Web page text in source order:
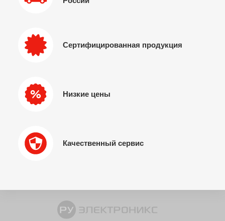
Сертифицированная продукция
Низкие цены
Качественный сервис